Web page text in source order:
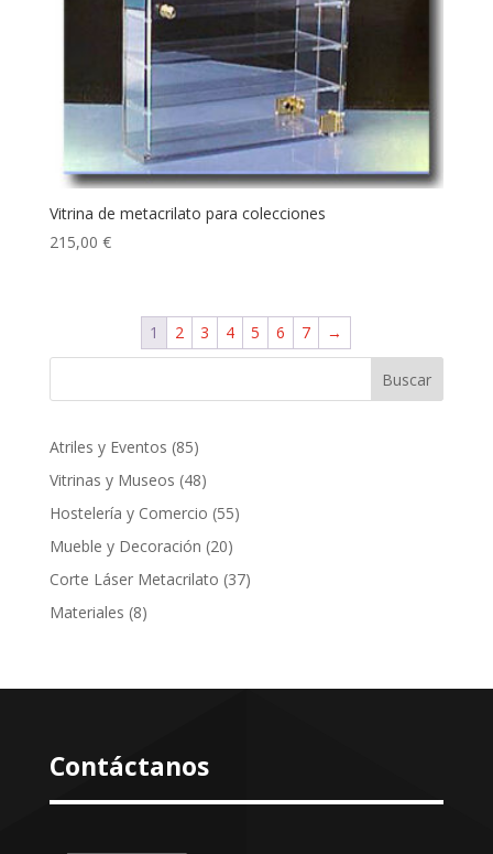
Vitrina de metacrilato para colecciones
215,00 €
1 2 3 4 5 6 7 →
Buscar
Atriles y Eventos 8585
productos
Vitrinas y Museos 4848
productos
Hostelería y Comercio 5555
Mueble y Decoración 2020
productos
Corte Láser Metacrilato 3737
Materiales 88
Contáctanos